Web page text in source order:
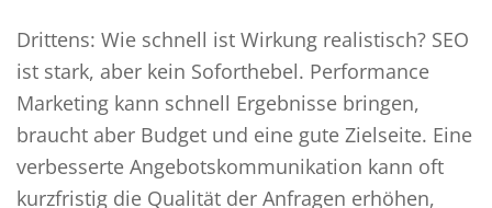
Drittens: Wie schnell ist Wirkung realistisch? SEO
ist stark, aber kein Soforthebel. Performance
Marketing kann schnell Ergebnisse bringen,
braucht aber Budget und eine gute Zielseite. Eine
verbesserte Angebotskommunikation kann oft
kurzfristig die Qualität der Anfragen erhöhen,